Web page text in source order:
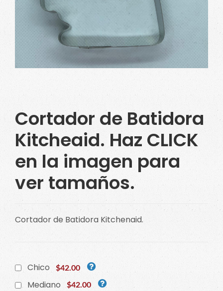
Cortador de Batidora
Kitcheaid. Haz CLICK
en la imagen para
ver tamaños.
Cortador de Batidora Kitchenaid.
Chico $42.00
Mediano $42.00